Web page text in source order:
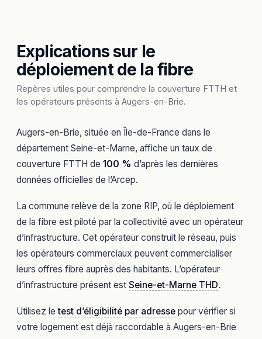
Explications sur le
déploiement de la fibre
Repères utiles pour comprendre la couverture FTTH et
les opérateurs présents à Augers-en-Brie.
Augers-en-Brie, située en Île-de-France dans le
département Seine-et-Marne, affiche un taux de
couverture FTTH de 100 % d’après les dernières
données officielles de l’Arcep.
La commune relève de la zone RIP, où le déploiement
de la fibre est piloté par la collectivité avec un opérateur
d’infrastructure. Cet opérateur construit le réseau, puis
les opérateurs commerciaux peuvent commercialiser
leurs offres fibre auprès des habitants. L’opérateur
d’infrastructure présent est Seine-et-Marne THD.
Utilisez letest d’éligibilité par adresse pour vérifier si
votre logement est déjà raccordable à Augers-en-Brie